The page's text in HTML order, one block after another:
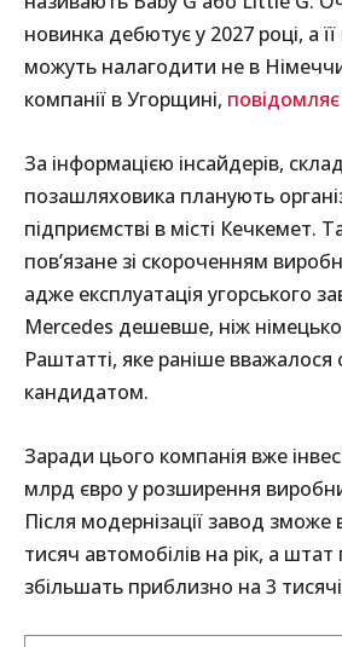
новинка дебютує у 2027 році, а
можуть налагодити не в
компанії в Угорщині, повідомляє
За інформацією інсайдерів,
позашляховика планують
підприємстві в місті Кечкемет.
пов’язане зі скороченням
адже експлуатація угорського
Mercedes дешевше, ніж
Раштатті, яке раніше
кандидатом.
Заради цього компанія вже
млрд євро у розширення
Після модернізації завод
тисяч автомобілів на рік, а штат
збільшать приблизно на 3 тисячі